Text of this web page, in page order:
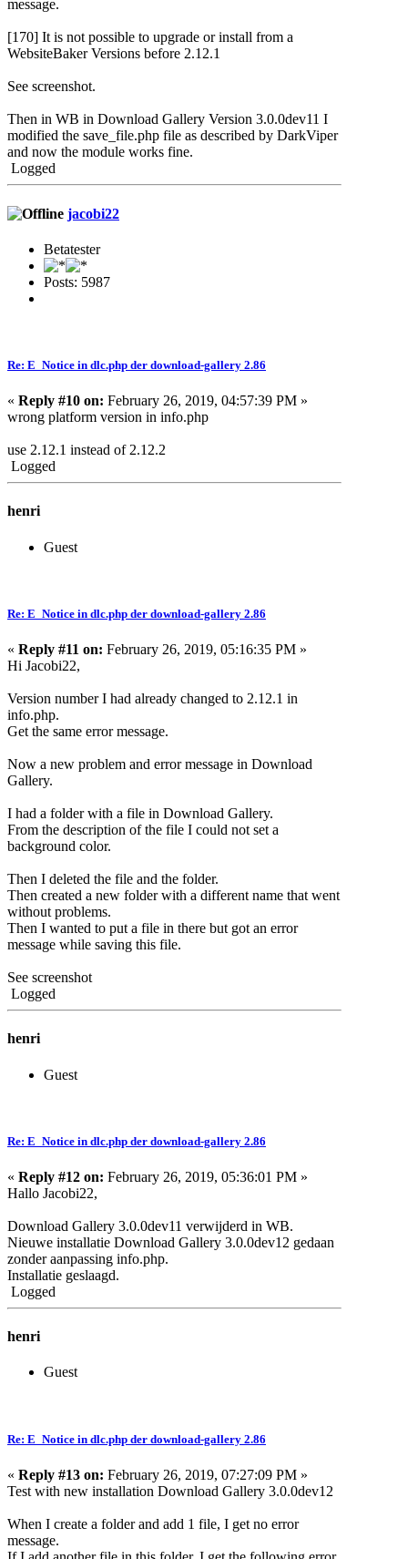
message.
[170] It is not possible to upgrade or install from a
WebsiteBaker Versions before 2.12.1
See screenshot.
Then in WB in Download Gallery Version 3.0.0dev11 I
modified the save_file.php file as described by DarkViper
and now the module works fine.
Logged
jacobi22
Betatester
Posts: 5987
Re: E_Notice in dlc.php der download-gallery 2.86
« Reply #10 on: February 26, 2019, 04:57:39 PM »
wrong platform version in info.php
use 2.12.1 instead of 2.12.2
Logged
henri
Guest
Re: E_Notice in dlc.php der download-gallery 2.86
« Reply #11 on: February 26, 2019, 05:16:35 PM »
Hi Jacobi22,
Version number I had already changed to 2.12.1 in
info.php.
Get the same error message.
Now a new problem and error message in Download
Gallery.
I had a folder with a file in Download Gallery.
From the description of the file I could not set a
background color.
Then I deleted the file and the folder.
Then created a new folder with a different name that went
without problems.
Then I wanted to put a file in there but got an error
message while saving this file.
See screenshot
Logged
henri
Guest
Re: E_Notice in dlc.php der download-gallery 2.86
« Reply #12 on: February 26, 2019, 05:36:01 PM »
Hallo Jacobi22,
Download Gallery 3.0.0dev11 verwijderd in WB.
Nieuwe installatie Download Gallery 3.0.0dev12 gedaan
zonder aanpassing info.php.
Installatie geslaagd.
Logged
henri
Guest
Re: E_Notice in dlc.php der download-gallery 2.86
« Reply #13 on: February 26, 2019, 07:27:09 PM »
Test with new installation Download Gallery 3.0.0dev12
When I create a folder and add 1 file, I get no error
message.